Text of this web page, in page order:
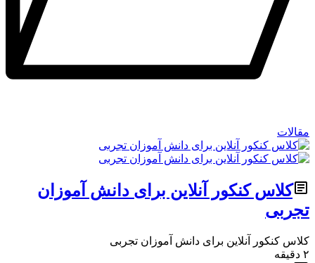
مقالات
کلاس کنکور آنلاین برای دانش آموزان
تجربی
کلاس کنکور آنلاین برای دانش آموزان تجربی
۲ دقیقه